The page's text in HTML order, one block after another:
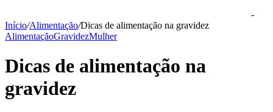
-
Início/Alimentação/Dicas de alimentação na gravidez
AlimentaçãoGravidezMulher
Dicas de alimentação na
gravidez